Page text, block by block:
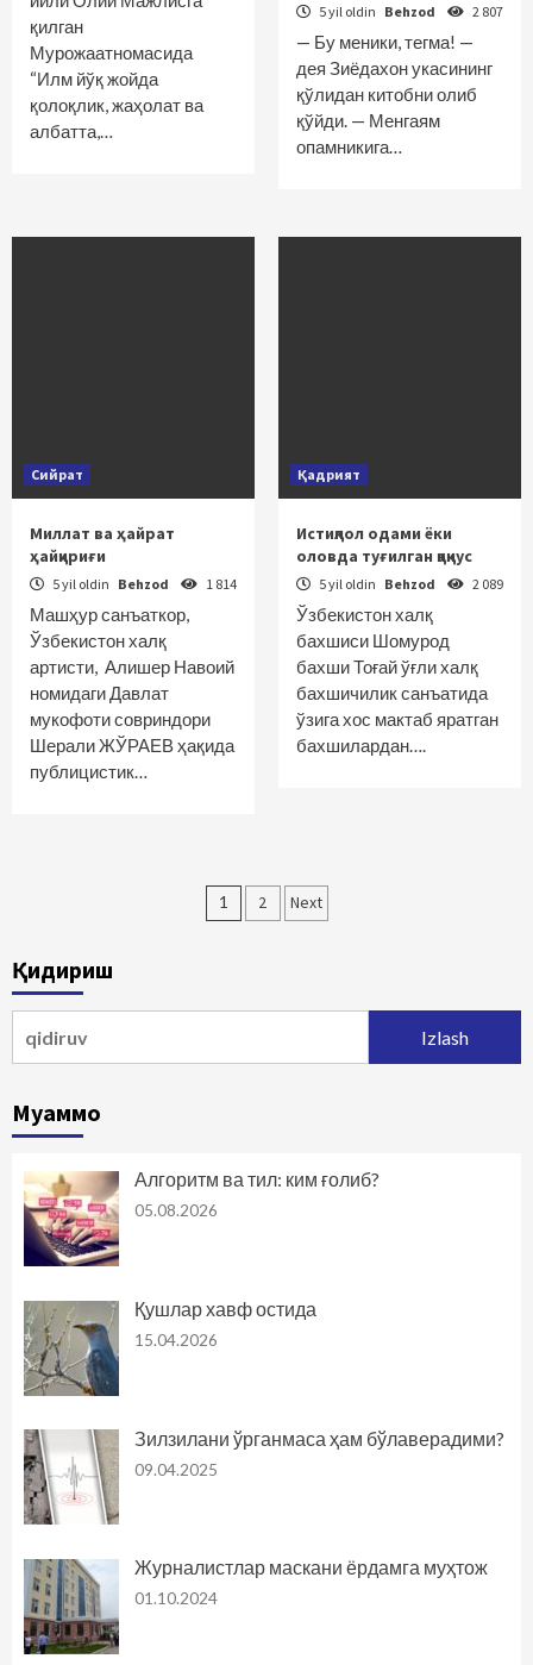
қилган
Мурожаатномасида
“Илм йўқ жойда
қолоқлик, жаҳолат ва
албатта,…
5 yil oldin Behzod 2 807
— Бу меники, тегма! —
дея Зиёдахон укасининг
қўлидан китобни олиб
қўйди. — Менгаям
опамникига…
Сийрат
Миллат ва ҳайрат
ҳайқириғи
5 yil oldin Behzod 1 814
Машҳур санъаткор,
Ўзбекистон халқ
артисти, Алишер Навоий
номидаги Давлат
мукофоти совриндори
Шерали ЖЎРАЕВ ҳақида
публицистик…
Қадрият
Истиқлол одами ёки
оловда туғилган қақнус
5 yil oldin Behzod 2 089
Ўзбекистон халқ
бахшиси Шомурод
бахши Тоғай ўғли халқ
бахшичилик санъатида
ўзига хос мактаб яратган
бахшилардан….
Maqolalar
1 2 Next
Қидириш
Муаммо
Алгоритм ва тил: ким ғолиб?
05.08.2026
Қушлар хавф остида
15.04.2026
Зилзилани ўрганмаса ҳам бўлаверадими?
09.04.2025
Журналистлар маскани ёрдамга муҳтож
01.10.2024